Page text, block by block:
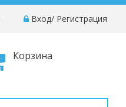
Вход/ Регистрация
Корзина